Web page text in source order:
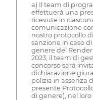
a) Il team di
effettuerà una
ricevute in
comunicazione
nostro protocollo
sanzione in caso
genere del
2023, il team di
concorso sarà
dichiarazione
polizia in assenza
presente
di genere), nel loro